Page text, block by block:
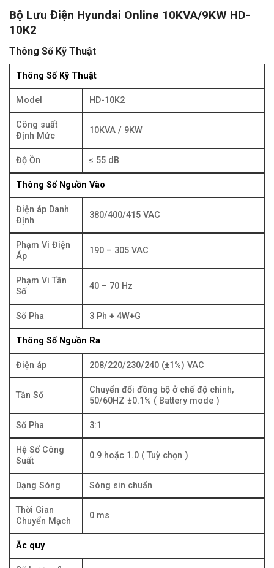
Bộ Lưu Điện Hyundai Online 10KVA/9KW HD-
10K2
Thông Số Kỹ Thuật
Thông Số Kỹ Thuật
Model HD-10K2
Công suất
Định Mức
10KVA / 9KW
Độ Ồn ≤ 55 dB
Thông Số Nguồn Vào
Điện áp Danh
Định
380/400/415 VAC
Phạm Vi Điện
Áp
190 – 305 VAC
Phạm Vi Tần
Số
40 – 70 Hz
Số Pha 3 Ph + 4W+G
Thông Số Nguồn Ra
Điện áp 208/220/230/240 (±1%) VAC
Tần Số
Chuyển đổi đồng bộ ở chế độ chính,
50/60HZ ±0.1% ( Battery mode )
Số Pha 3:1
Hệ Số Công
Suất
0.9 hoặc 1.0 ( Tuỳ chọn )
Dạng Sóng Sóng sin chuẩn
Thời Gian
Chuyển Mạch
0 ms
Ắc quy